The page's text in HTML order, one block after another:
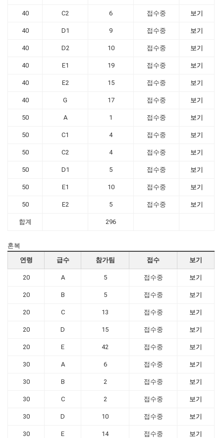
40 C2 6 접수중 보기
40 D1 9 접수중 보기
40 D2 10 접수중 보기
40 E1 19 접수중 보기
40 E2 15 접수중 보기
40 G 17 접수중 보기
50 A 1 접수중 보기
50 C1 4 접수중 보기
50 C2 4 접수중 보기
50 D1 5 접수중 보기
50 E1 10 접수중 보기
50 E2 5 접수중 보기
합계 296
혼복
연령
급수 참가팀 접수 보기
20 A 5 접수중 보기
20 B 5 접수중 보기
20 C 13 접수중 보기
20 D 15 접수중 보기
20 E 42 접수중 보기
30 A 6 접수중 보기
30 B 2 접수중 보기
30 C 2 접수중 보기
30 D 10 접수중 보기
30 E 14 접수중 보기